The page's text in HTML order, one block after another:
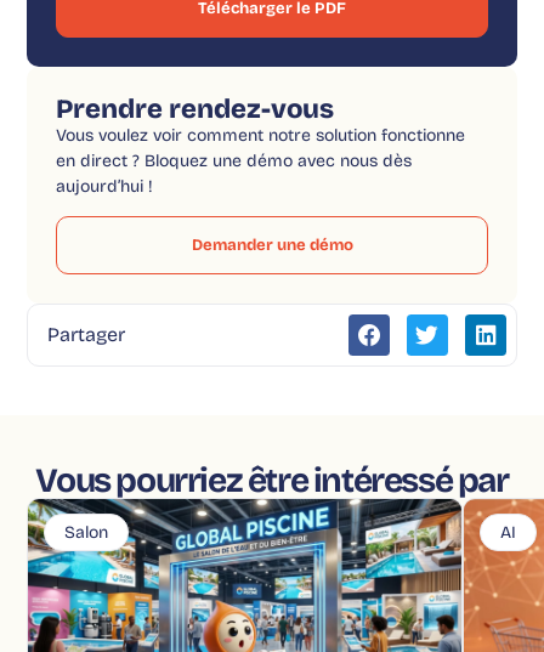
Télécharger le PDF
Prendre rendez-vous
Vous voulez voir comment notre solution fonctionne
en direct ? Bloquez une démo avec nous dès
aujourd’hui !
Demander une démo
Partager
Vous pourriez être intéressé par
Salon AI